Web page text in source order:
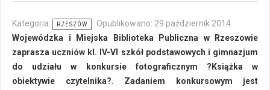
Kategoria: RZESZÓW
Opublikowano: 29 październik 2014
Wojewódzka i Miejska Biblioteka Publiczna w Rzeszowie
zaprasza uczniów kl. IV-VI szkół podstawowych i gimnazjum
do udziału w konkursie fotograficznym ?Książka w
obiektywie czytelnika?. Zadaniem konkursowym jest